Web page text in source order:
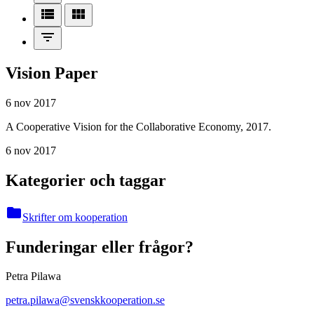
view_list
view_module
filter_list
Vision Paper
6 nov 2017
A Cooperative Vision for the Collaborative Economy, 2017.
6 nov 2017
Kategorier och taggar
folderSkrifter om kooperation
Funderingar eller frågor?
Petra Pilawa
petra.pilawa@svenskkooperation.se